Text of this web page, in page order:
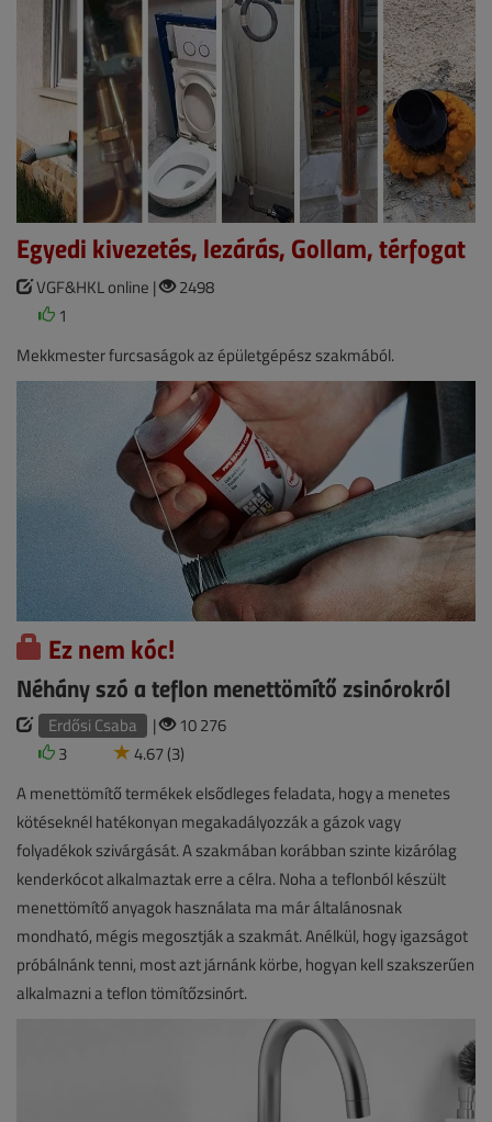
Egyedi kivezetés, lezárás, Gollam, térfogat
VGF&HKL online |
2498
1
Mekkmester furcsaságok az épületgépész szakmából.
Ez nem kóc!
Néhány szó a teflon menettömítő zsinórokról
Erdősi Csaba |
10 276
3
4.67 (3)
A menettömítő termékek elsődleges feladata, hogy a menetes
kötéseknél hatékonyan megakadályozzák a gázok vagy
folyadékok szivárgását. A szakmában korábban szinte kizárólag
kenderkócot alkalmaztak erre a célra. Noha a teflonból készült
menettömítő anyagok használata ma már általánosnak
mondható, mégis megosztják a szakmát. Anélkül, hogy igazságot
próbálnánk tenni, most azt járnánk körbe, hogyan kell szakszerűen
alkalmazni a teflon tömítőzsinórt.